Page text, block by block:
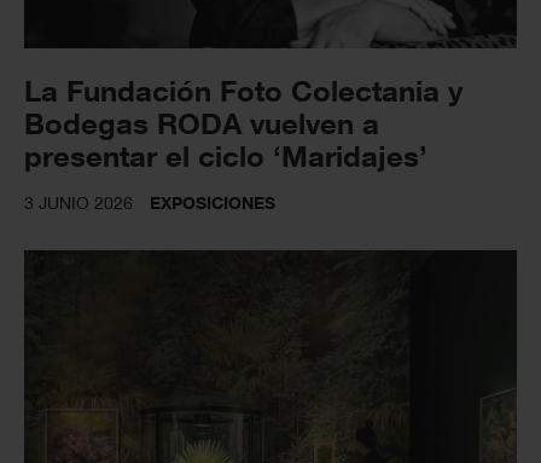
La Fundación Foto Colectania y
Bodegas RODA vuelven a
presentar el ciclo ‘Maridajes’
3 JUNIO 2026 EXPOSICIONES